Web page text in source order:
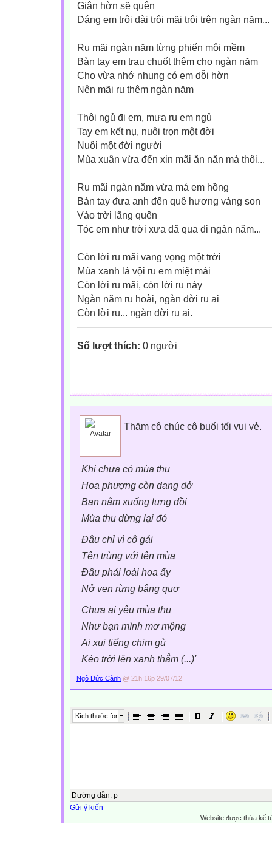
Giận hờn sẽ quên
Dáng em trôi dài trôi mãi trôi trên ngàn năm...
Ru mãi ngàn năm từng phiến môi mềm
Bàn tay em trau chuốt thêm cho ngàn năm
Cho vừa nhớ nhung có em dỗi hờn
Nên mãi ru thêm ngàn năm
Thôi ngủ đi em, mưa ru em ngủ
Tay em kết nụ, nuôi trọn một đời
Nuôi một đời người
Mùa xuân vừa đến xin mãi ăn năn mà thôi...
Ru mãi ngàn năm vừa má em hồng
Bàn tay đưa anh đến quê hương vàng son
Vào trời lãng quên
Tóc em như trời xưa đã qua đi ngàn năm...
Còn lời ru mãi vang vọng một trời
Mùa xanh lá vội ru em miệt mài
Còn lời ru mãi, còn lời ru này
Ngàn năm ru hoài, ngàn đời ru ai
Còn lời ru... ngàn đời ru ai.
Số lượt thích: 0 người
Thăm cô chúc cô buổi tối vui vẻ.
Khi chưa có mùa thu
Hoa phượng còn dang dở
Bạn nằm xuống lưng đồi
Mùa thu dừng lại đó
Đâu chỉ vì cô gái
Tên trùng với tên mùa
Đâu phải loài hoa ấy
Nở ven rừng bâng quơ
Chưa ai yêu mùa thu
Như bạn mình mơ mộng
Ai xui tiếng chim gù
Kéo trời lên xanh thẳm (...)'
Ngô Đức Cảnh @ 21h:16p 29/07/12
Kích thước font
Đường dẫn: p
Gửi ý kiến
Website được thừa kế